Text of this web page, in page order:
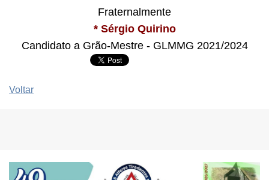
Fraternalmente
* Sérgio Quirino
Candidato a Grão-Mestre - GLMMG 2021/2024
Voltar